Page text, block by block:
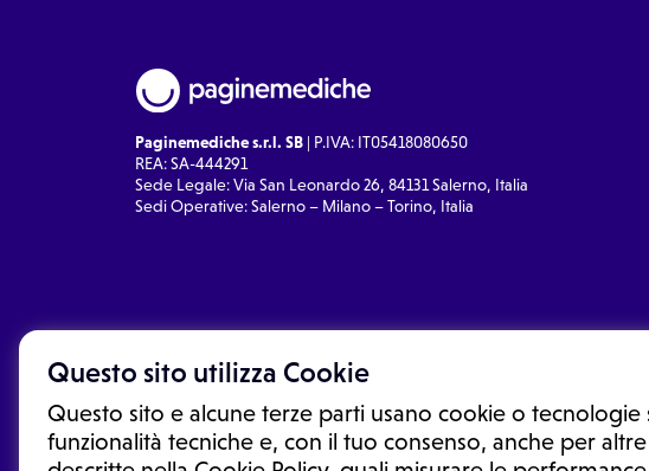
Questo sito utilizza Cookie
Questo sito e alcune terze parti usano cookie o tecnologie
funzionalità tecniche e, con il tuo consenso, anche per
Paginemediche s.r.l. SB | P.IVA: IT05418080650
REA: SA-444291
Sede Legale: Via San Leonardo 26, 84131 Salerno, Italia
Sedi Operative: Salerno – Milano – Torino, Italia